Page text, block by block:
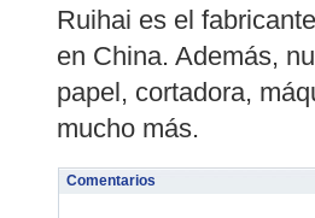
Ruihai es el
en China. Además,
papel, cortadora,
mucho más.
Comentarios